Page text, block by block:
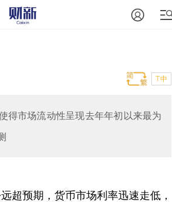
T中
得市场流动性呈现去年年初以来最为
预期，货币市场利率迅速走低，